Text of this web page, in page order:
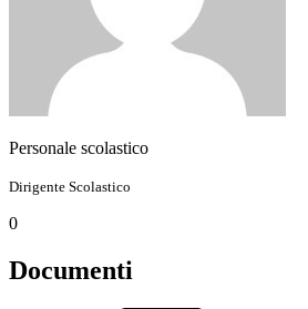
Personale scolastico
Dirigente Scolastico
0
Documenti